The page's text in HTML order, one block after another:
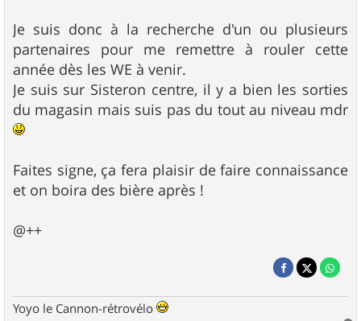
Je suis donc à la recherche d'un ou plusieurs
partenaires pour me remettre à rouler cette
année dès les WE à venir.
Je suis sur Sisteron centre, il y a bien les sorties
du magasin mais suis pas du tout au niveau mdr
Faites signe, ça fera plaisir de faire connaissance
et on boira des bière après !
@++
Yoyo le Cannon-rétrovélo